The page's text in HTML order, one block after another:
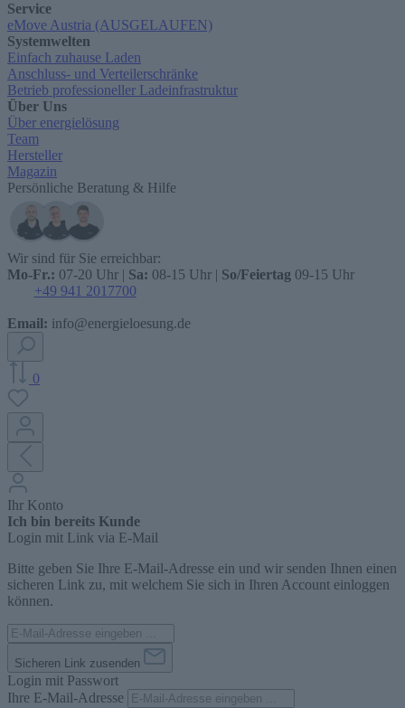
Service
eMove Austria (AUSGELAUFEN)
Systemwelten
Einfach zuhause Laden
Anschluss- und Verteilerschränke
Betrieb professioneller Ladeinfrastruktur
Über Uns
Über energielösung
Team
Hersteller
Magazin
Persönliche Beratung & Hilfe
Wir sind für Sie erreichbar:
Mo-Fr.: 07-20 Uhr | Sa: 08-15 Uhr | So/Feiertag 09-15 Uhr
+49 941 2017700
Email: info@energieloesung.de
0
Ihr Konto
Ich bin bereits Kunde
Login mit Link via E-Mail
Bitte geben Sie Ihre E-Mail-Adresse ein und wir senden Ihnen einen
sicheren Link zu, mit welchem Sie sich in Ihren Account einloggen
können.
Sicheren Link zusenden
Login mit Passwort
Ihre E-Mail-Adresse